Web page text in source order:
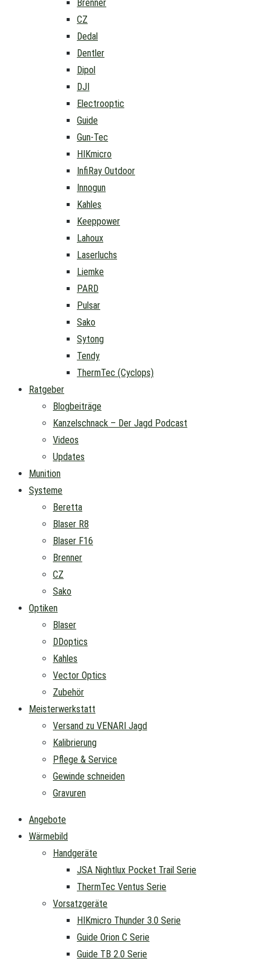
Brenner
CZ
Dedal
Dentler
Dipol
DJI
Electrooptic
Guide
Gun-Tec
HIKmicro
InfiRay Outdoor
Innogun
Kahles
Keeppower
Lahoux
Laserluchs
Liemke
PARD
Pulsar
Sako
Sytong
Tendy
ThermTec (Cyclops)
Ratgeber
Blogbeiträge
Kanzelschnack – Der Jagd Podcast
Videos
Updates
Munition
Systeme
Beretta
Blaser R8
Blaser F16
Brenner
CZ
Sako
Optiken
Blaser
DDoptics
Kahles
Vector Optics
Zubehör
Meisterwerkstatt
Versand zu VENARI Jagd
Kalibrierung
Pflege & Service
Gewinde schneiden
Gravuren
Angebote
Wärmebild
Handgeräte
JSA Nightlux Pocket Trail Serie
ThermTec Ventus Serie
Vorsatzgeräte
HIKmicro Thunder 3.0 Serie
Guide Orion C Serie
Guide TB 2.0 Serie